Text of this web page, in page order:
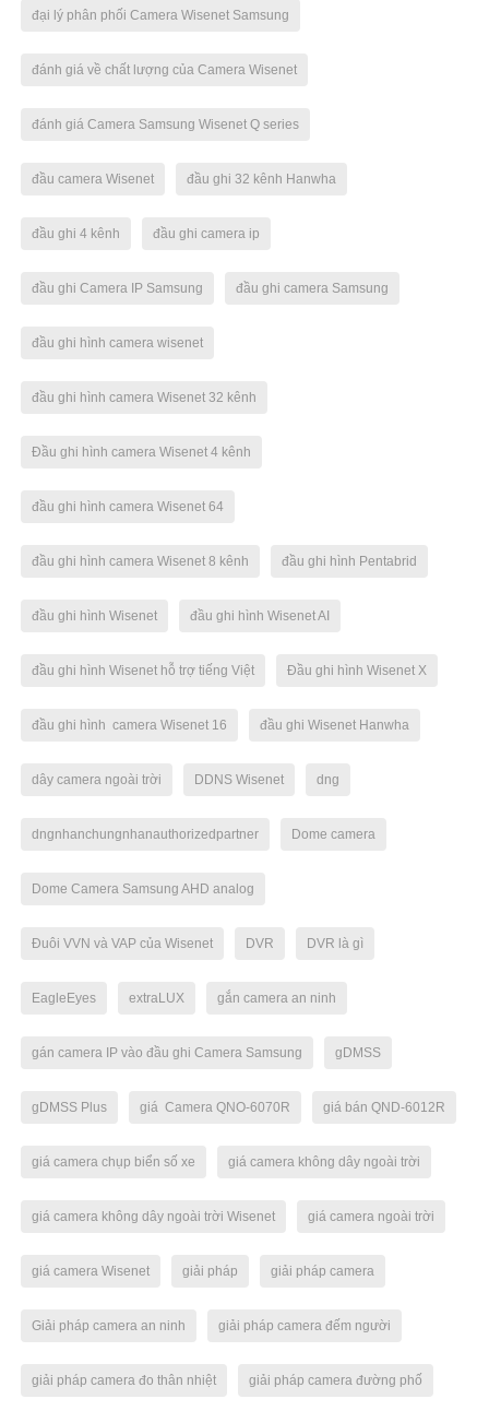
đại lý phân phối Camera Wisenet Samsung
đánh giá về chất lượng của Camera Wisenet
đánh giá Camera Samsung Wisenet Q series
đầu camera Wisenet đầu ghi 32 kênh Hanwha
đầu ghi 4 kênh đầu ghi camera ip
đầu ghi Camera IP Samsung đầu ghi camera Samsung
đầu ghi hình camera wisenet
đầu ghi hình camera Wisenet 32 kênh
Đầu ghi hình camera Wisenet 4 kênh
đầu ghi hình camera Wisenet 64
đầu ghi hình camera Wisenet 8 kênh đầu ghi hình Pentabrid
đầu ghi hình Wisenet đầu ghi hình Wisenet AI
đầu ghi hình Wisenet hỗ trợ tiếng Việt Đầu ghi hình Wisenet X
đầu ghi hình camera Wisenet 16 đầu ghi Wisenet Hanwha
dây camera ngoài trời DDNS Wisenet dng
dngnhanchungnhanauthorizedpartner Dome camera
Dome Camera Samsung AHD analog
Đuôi VVN và VAP của Wisenet DVR DVR là gì
EagleEyes extraLUX gắn camera an ninh
gán camera IP vào đầu ghi Camera Samsung gDMSS
gDMSS Plus giá Camera QNO-6070R giá bán QND-6012R
giá camera chụp biển số xe giá camera không dây ngoài trời
giá camera không dây ngoài trời Wisenet giá camera ngoài trời
giá camera Wisenet giải pháp giải pháp camera
Giải pháp camera an ninh giải pháp camera đếm người
giải pháp camera đo thân nhiệt giải pháp camera đường phố